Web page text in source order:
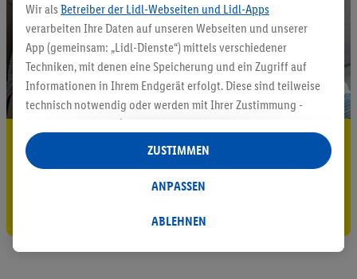
5.95 € Versand sparen³²ᵃ
Jetzt zum Newsletter anmelden
Wir als Betreiber der Lidl-Webseiten und Lidl-Apps
verarbeiten Ihre Daten auf unseren Webseiten und unserer
App (gemeinsam: „Lidl-Dienste“) mittels verschiedener
Techniken, mit denen eine Speicherung und ein Zugriff auf
Informationen in Ihrem Endgerät erfolgt. Diese sind teilweise
technisch notwendig oder werden mit Ihrer Zustimmung -
auch durch Partner (u.a.
Verantwortliche; im Zusammenhang mit dem IAB TCF
insgesamt
Statistik-Erstellung oder für personalisierte Werbung
Datenverarbeitungen für personalisierte Werbung werden
ABLEHNEN
ANPASSEN
ZUSTIMMEN